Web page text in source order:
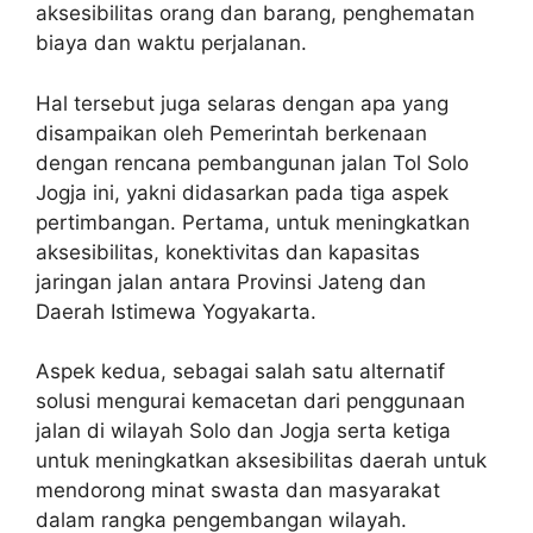
aksesibilitas orang dan barang, penghematan
biaya dan waktu perjalanan.
Hal tersebut juga selaras dengan apa yang
disampaikan oleh Pemerintah berkenaan
dengan rencana pembangunan jalan Tol Solo
Jogja ini, yakni didasarkan pada tiga aspek
pertimbangan. Pertama, untuk meningkatkan
aksesibilitas, konektivitas dan kapasitas
jaringan jalan antara Provinsi Jateng dan
Daerah Istimewa Yogyakarta.
Aspek kedua, sebagai salah satu alternatif
solusi mengurai kemacetan dari penggunaan
jalan di wilayah Solo dan Jogja serta ketiga
untuk meningkatkan aksesibilitas daerah untuk
mendorong minat swasta dan masyarakat
dalam rangka pengembangan wilayah.